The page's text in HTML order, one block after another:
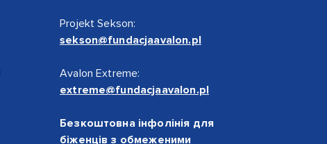
Projekt Sekson:
sekson@fundacjaavalon.pl
Avalon Extreme:
extreme@fundacjaavalon.pl
Безкоштовна інфолінія для
біженців з обмеженими